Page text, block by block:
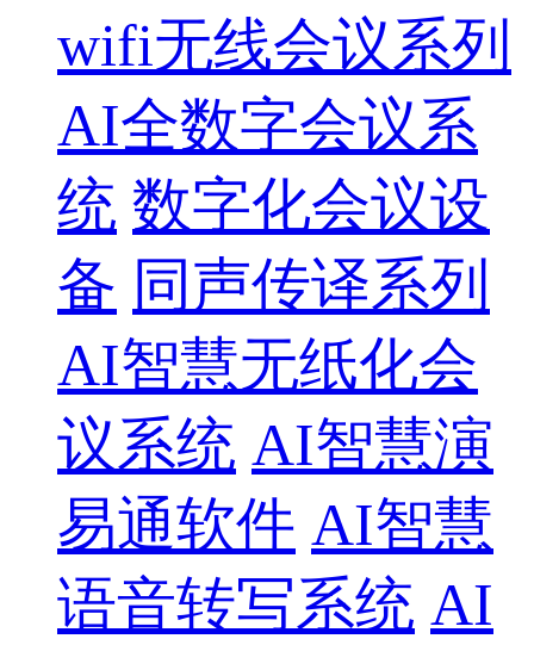
wifi无线会议系列
AI全数字会议系
统 数字化会议设
备 同声传译系列
AI智慧无纸化会
议系统 AI智慧演
易通软件 AI智慧
语音转写系统 AI